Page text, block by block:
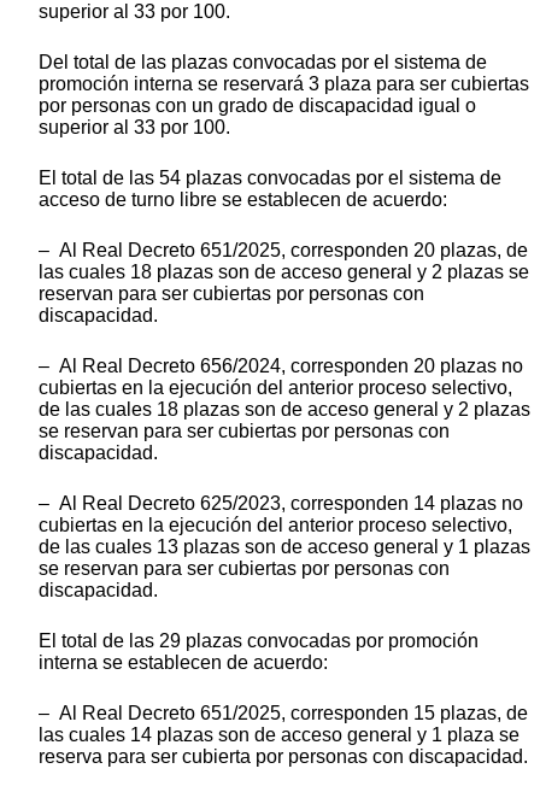
superior al 33 por 100.
Del total de las plazas convocadas por el sistema de
promoción interna se reservará 3 plaza para ser cubiertas
por personas con un grado de discapacidad igual o
superior al 33 por 100.
El total de las 54 plazas convocadas por el sistema de
acceso de turno libre se establecen de acuerdo:
– Al Real Decreto 651/2025, corresponden 20 plazas, de
las cuales 18 plazas son de acceso general y 2 plazas se
reservan para ser cubiertas por personas con
discapacidad.
– Al Real Decreto 656/2024, corresponden 20 plazas no
cubiertas en la ejecución del anterior proceso selectivo,
de las cuales 18 plazas son de acceso general y 2 plazas
se reservan para ser cubiertas por personas con
discapacidad.
– Al Real Decreto 625/2023, corresponden 14 plazas no
cubiertas en la ejecución del anterior proceso selectivo,
de las cuales 13 plazas son de acceso general y 1 plazas
se reservan para ser cubiertas por personas con
discapacidad.
El total de las 29 plazas convocadas por promoción
interna se establecen de acuerdo:
– Al Real Decreto 651/2025, corresponden 15 plazas, de
las cuales 14 plazas son de acceso general y 1 plaza se
reserva para ser cubierta por personas con discapacidad.